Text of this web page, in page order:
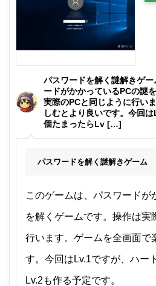
パスワードを解く謎解きゲ
ードがかかっているPCの謎
実際のPCと同じように行い
しむとより良いです。今回
個たまったらLv […]
パスワードを解く謎解きゲーム
このゲームは、パスワードが
を解くゲームです。操作は実
行います。ゲームを全画面で
す。今回はLv.1ですが、ハー
Lv.2も作る予定です。